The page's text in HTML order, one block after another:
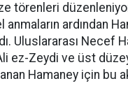
törenleri
ardından
Uluslararası Necef
ez-Zeydi ve üst
Hamaney için bu